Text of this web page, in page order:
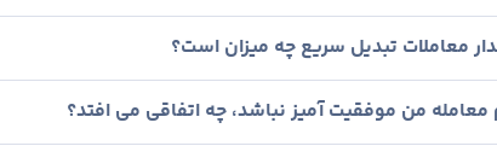
معاملات تبدیل سریع چه میزان است؟
من موفقیت آمیز نباشد، چه اتفاقی می افتد؟